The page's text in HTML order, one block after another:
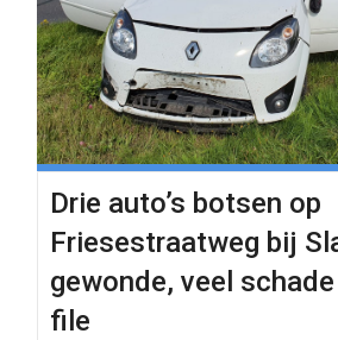
Drie auto’s botsen op
Friesestraatweg bij
gewonde, veel
file